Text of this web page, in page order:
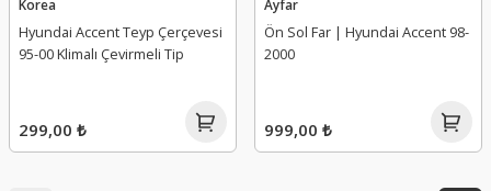
Korea
Hyundai Accent Teyp Çerçevesi
95-00 Klimalı Çevirmeli Tip
299,00 ₺
Ayfar
Ön Sol Far | Hyundai Accent 98-
2000
999,00 ₺